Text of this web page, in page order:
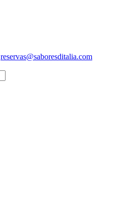
reservas@saboresditalia.com